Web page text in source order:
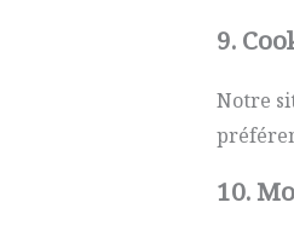
9.
Notre
10.